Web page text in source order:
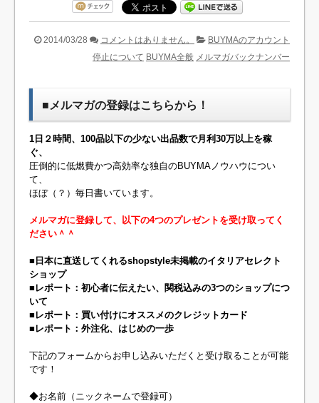
2014/03/28 コメントはありません。
BUYMAのアカウント
停止について BUYMA全般 メルマガバックナンバー
■メルマガの登録はこちらから！
1日２時間、100品以下の少ない出品数で月利30万以上を稼
ぐ、
圧倒的に低燃費かつ高効率な独自のBUYMAノウハウについ
て、
ほぼ（？）毎日書いています。
メルマガに登録して、以下の4つのプレゼントを受け取ってく
ださい＾＾
■日本に直送してくれるshopstyle未掲載のイタリアセレクト
ショップ
■レポート：初心者に伝えたい、関税込みの3つのショップにつ
いて
■レポート：買い付けにオススメのクレジットカード
■レポート：外注化、はじめの一歩
下記のフォームからお申し込みいただくと受け取ることが可能
です！
◆お名前（ニックネームで登録可）